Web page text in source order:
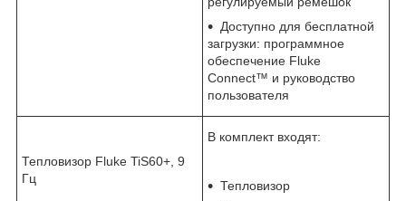
Доступно для бесплатной
загрузки: программное
обеспечение Fluke
Connect™ и руководство
пользователя
Тепловизор Fluke TiS60+, 9
Гц
В комплект входят:
Тепловизор